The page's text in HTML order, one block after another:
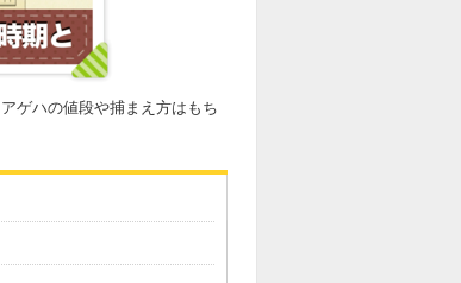
ゲハの値段や捕まえ方はもち